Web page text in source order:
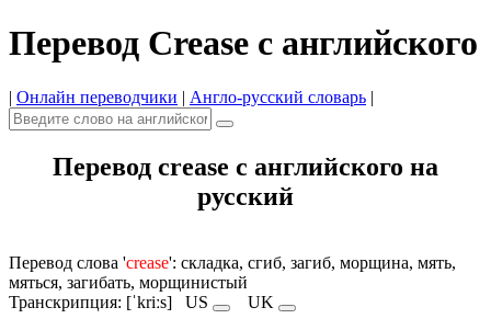
Перевод Crease с английского
| Онлайн переводчики | Англо-русский словарь |
Перевод crease с английского на
русский
Перевод слова 'crease': складка, сгиб, загиб, морщина, мять,
мяться, загибать, морщинистый
Транскрипция: [ˈkriːs] US UK